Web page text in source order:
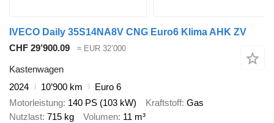
IVECO Daily 35S14NA8V CNG Euro6 Klima AHK ZV
CHF 29’900.09
≈ EUR 32’000
Kastenwagen
2024
10’900 km
Euro 6
Motorleistung 140 PS (103 kW) Kraftstoff Gas
Nutzlast 715 kg Volumen 11 m³